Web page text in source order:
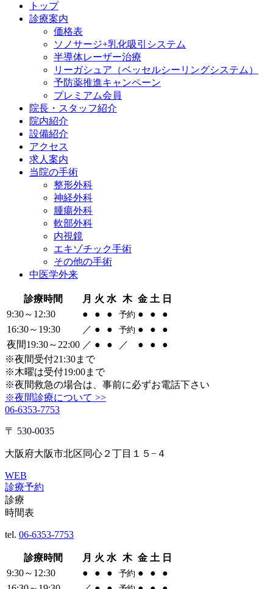
トップ
診療案内
価格表
ソノサージ+乳化吸引システム
半導体レーザー治療
リーガシュア（ベッセルシーリングシステム）
予防薬推進キャンペーン
プレミアム会員
院長・ スタッフ紹介
院内紹介
設備紹介
アクセス
求人案内
当院の手術
整形外科
神経外科
腫瘍外科
軟部外科
内視鏡
エキゾチック手術
その他の手術
中医学外来
診療時間 月 火 水 木 金 土 日
9:30～12:30
● ● ● 予約 ● ●
●
16:30～19:30
／ ● ● 予約 ● ●
●
夜間19:30～22:00 ／ ● ● ／ ● ●
●
※夜間受付21:30まで
※木曜は受付19:00まで
※夜間救急の場合は、事前に必ずお電話下さい
※夜間診療について >>
06-6353-7753
〒 530-0035
大阪府大阪市北区同心２丁目１５−４
WEB
診療予約
診療
時間表
tel. 06-6353-7753
診療時間 月 火 水 木 金 土 日
9:30～12:30
● ● ● 予約 ● ●
●